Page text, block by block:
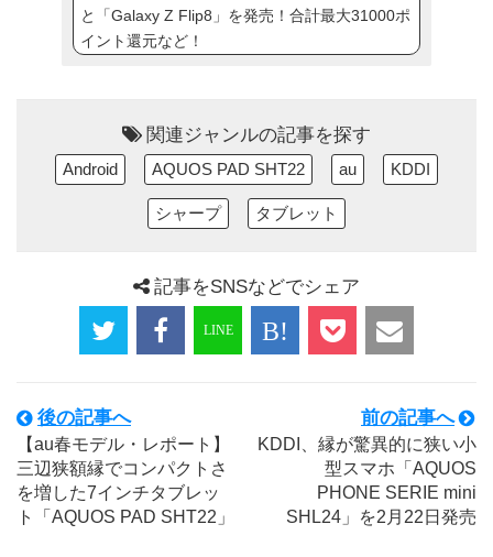
と「Galaxy Z Flip8」を発売！合計最大31000ポ
イント還元など！
関連ジャンルの記事を探す
Android AQUOS PAD SHT22 au KDDI
シャープ タブレット
記事をSNSなどでシェア
後の記事へ
【au春モデル・レポート】
三辺狭額縁でコンパクトさ
を増した7インチタブレッ
ト「AQUOS PAD SHT22」
前の記事へ
KDDI、縁が驚異的に狭い小
型スマホ「AQUOS
PHONE SERIE mini
SHL24」を2月22日発売